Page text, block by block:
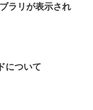
ラリが表示され
について